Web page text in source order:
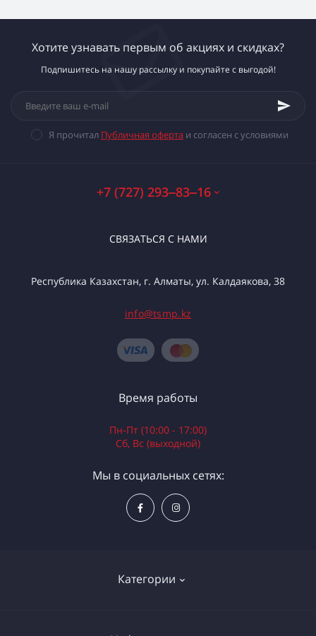
Хотите узнавать первым об акциях и скидках?
Подпишитесь на нашу рассылку и покупайте с выгодой!
Я прочитал Публичная оферта и согласен с условиями
+7 (727) 293‒83‒16
СВЯЗАТЬСЯ С НАМИ
Республика Казахстан, г. Алматы, ул. Калдаякова, 38
info@tsmp.kz
Категории
Электроинструменты
Время работы
Пн-Пт (10:00 - 17:00)
Сб, Вс (выходной)
Мы в социальных сетях: